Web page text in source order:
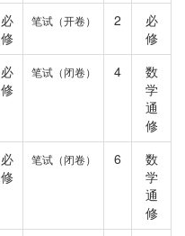
必
修
笔试（开卷） 2
必
修
必
修
笔试（闭卷） 4
数
学
通
修
必
修
笔试（闭卷） 6
数
学
通
修